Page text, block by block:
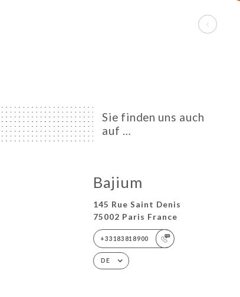
Sie finden uns auch
auf …
Bajium
145 Rue Saint Denis
75002 Paris France
+33183818900
DE